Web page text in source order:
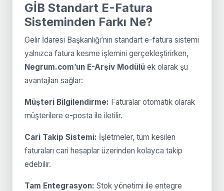
GİB Standart E-Fatura
Sisteminden Farkı Ne?
Gelir İdaresi Başkanlığı’nın standart e-fatura sistemi
yalnızca fatura kesme işlemini gerçekleştirirken,
Negrum.com’un E-Arşiv Modülü ek olarak şu
avantajları sağlar:
Müşteri Bilgilendirme: Faturalar otomatik olarak
müşterilere e-posta ile iletilir.
Cari Takip Sistemi: İşletmeler, tüm kesilen
faturaları cari hesaplar üzerinden kolayca takip
edebilir.
Tam Entegrasyon: Stok yönetimi ile entegre